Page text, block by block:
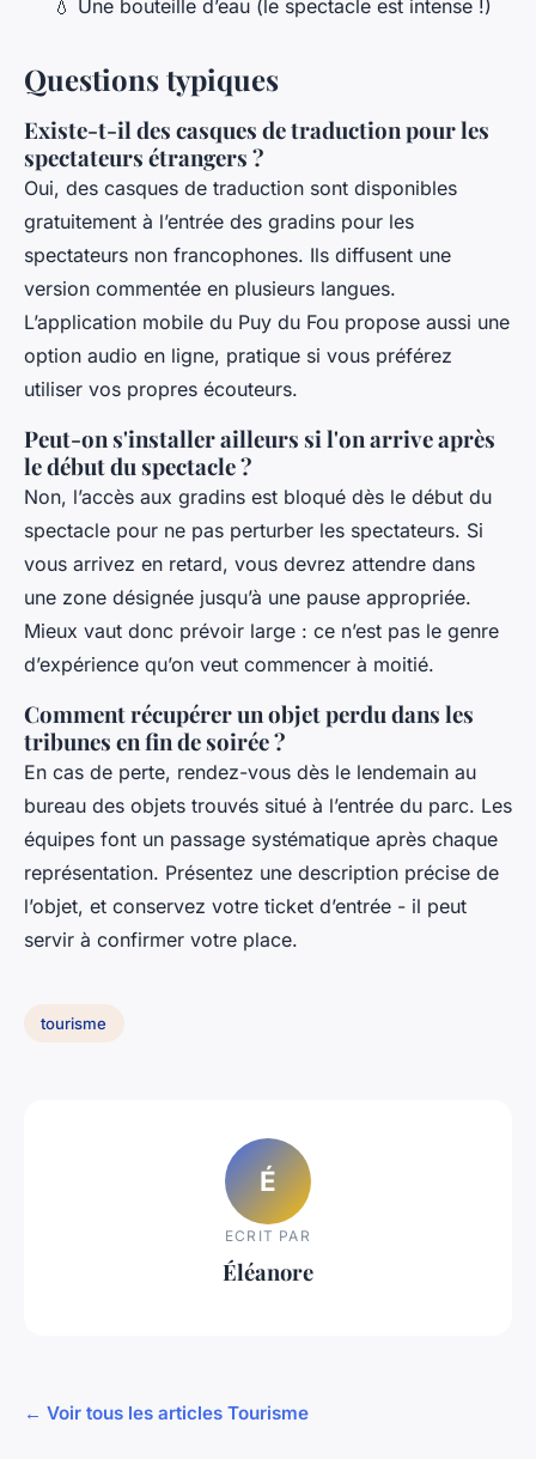
💧 Une bouteille d’eau (le spectacle est intense !)
Questions typiques
Existe-t-il des casques de traduction pour les
spectateurs étrangers ?
Oui, des casques de traduction sont disponibles
gratuitement à l’entrée des gradins pour les
spectateurs non francophones. Ils diffusent une
version commentée en plusieurs langues.
L’application mobile du Puy du Fou propose aussi une
option audio en ligne, pratique si vous préférez
utiliser vos propres écouteurs.
Peut-on s'installer ailleurs si l'on arrive après
le début du spectacle ?
Non, l’accès aux gradins est bloqué dès le début du
spectacle pour ne pas perturber les spectateurs. Si
vous arrivez en retard, vous devrez attendre dans
une zone désignée jusqu’à une pause appropriée.
Mieux vaut donc prévoir large : ce n’est pas le genre
d’expérience qu’on veut commencer à moitié.
Comment récupérer un objet perdu dans les
tribunes en fin de soirée ?
En cas de perte, rendez-vous dès le lendemain au
bureau des objets trouvés situé à l’entrée du parc. Les
équipes font un passage systématique après chaque
représentation. Présentez une description précise de
l’objet, et conservez votre ticket d’entrée - il peut
servir à confirmer votre place.
tourisme
É
ECRIT PAR
Éléanore
← Voir tous les articles Tourisme